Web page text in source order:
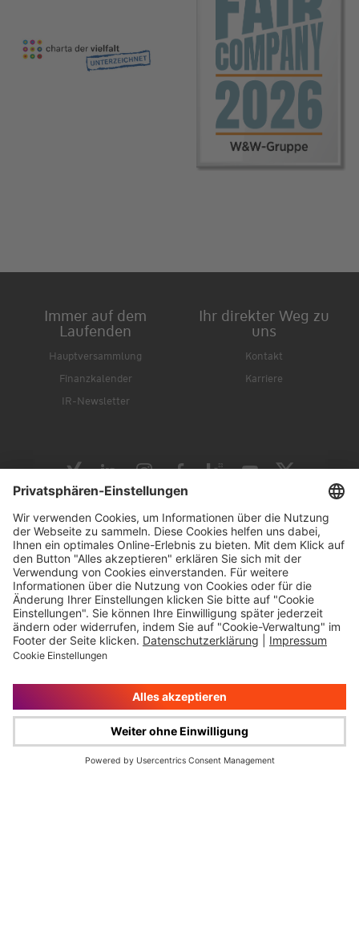
Immer auf dem
Laufenden
Hauptversammlung
Finanzkalender
IR-Newsletter
Ihr direkter Weg zu
uns
Kontakt
Karriere